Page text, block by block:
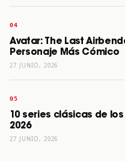
Avatar: The Last
Personaje Más Cómico
27 JUNIO, 2026
10 series clásicas de
2026
27 JUNIO, 2026